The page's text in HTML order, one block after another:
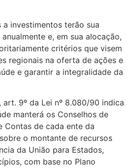
a investimentos terão sua
e, em sua alocação,
critérios que visem
regionais na oferta de ações e
e garantir a integralidade da
9º da Lei nº 8.080/90 indica
manterá os Conselhos de
Contas de cada ente da
o montante de recursos
da União para Estados,
com base no Plano